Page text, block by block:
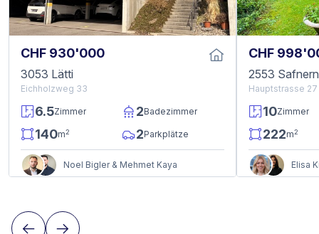
CHF 930'000
3053 Lätti
Eichholzweg 33
6.5Zimmer 2Badezimmer
140m2 2Parkplätze
Noel Bigler & Mehmet Kaya
CHF
2553 Safnern
Hauptstrasse 27
10Zimmer
222m2
Elisa